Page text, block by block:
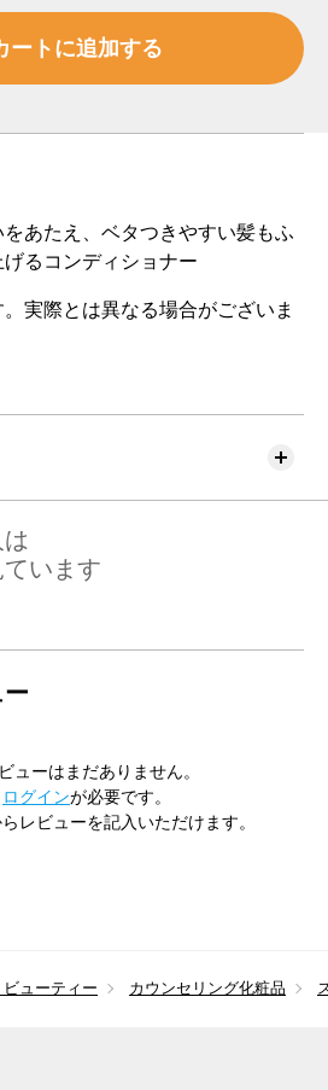
あたえ、ベタつきやすい髪もふ
るコンディショナー
実際とは異なる場合がございま
います
ューはまだありません。
ログインが必要です。
レビューを記入いただけます。
ューティー カウンセリング化粧品